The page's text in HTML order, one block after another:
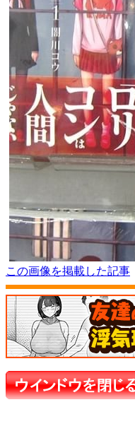
この画像を掲載した記事